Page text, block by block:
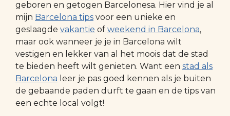
geboren en getogen Barcelonesa. Hier vind je al
mijn Barcelona tips voor een unieke en
geslaagde vakantie of weekend in Barcelona,
maar ook wanneer je je in Barcelona wilt
vestigen en lekker van al het moois dat de stad
te bieden heeft wilt genieten. Want een stad als
Barcelona leer je pas goed kennen als je buiten
de gebaande paden durft te gaan en de tips van
een echte local volgt!